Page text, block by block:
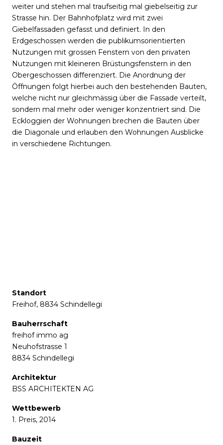
weiter und stehen mal traufseitig mal giebelseitig zur
Strasse hin. Der Bahnhofplatz wird mit zwei
Giebelfassaden gefasst und definiert. In den
Erdgeschossen werden die publikumsorientierten
Nutzungen mit grossen Fenstern von den privaten
Nutzungen mit kleineren Brüstungsfenstern in den
Obergeschossen differenziert. Die Anordnung der
Öffnungen folgt hierbei auch den bestehenden Bauten,
welche nicht nur gleichmässig über die Fassade verteilt,
sondern mal mehr oder weniger konzentriert sind. Die
Eckloggien der Wohnungen brechen die Bauten über
die Diagonale und erlauben den Wohnungen Ausblicke
in verschiedene Richtungen.
Standort
Freihof, 8834 Schindellegi
Bauherrschaft
freihof immo ag
Neuhofstrasse 1
8834 Schindellegi
Architektur
BSS ARCHITEKTEN AG
Wettbewerb
1. Preis, 2014
Bauzeit